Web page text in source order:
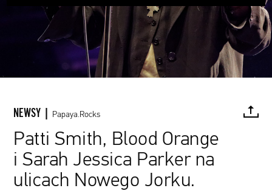
NEWSY | Papaya.Rocks
Patti Smith, Blood Orange
i Sarah Jessica Parker na
ulicach Nowego Jorku.
FACEBOOK TWITTER PINTEREST